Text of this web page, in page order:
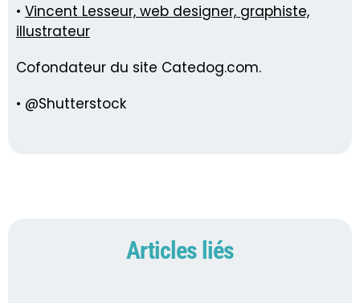
• Vincent Lesseur, web designer, graphiste,
illustrateur
Cofondateur du site Catedog.com.
• @Shutterstock
Articles liés